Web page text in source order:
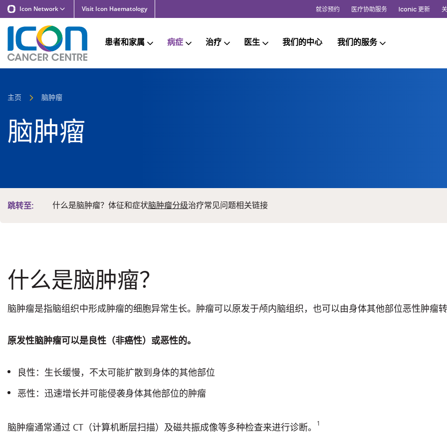
Icon Network Visit Icon Haematology 就诊预约 医疗协助服务 Iconic 更新
患者和家属 病症 治疗 医生 我们的中心 我们的服务
主页 脑肿瘤
脑肿瘤
跳转至: 什么是脑肿瘤？ 体征和症状脑肿瘤分级治疗常见问题相关链接
什么是脑肿瘤？
脑肿瘤是指脑组织中形成肿瘤的细胞异常生长。肿瘤可以原发于颅内脑组织，也可以由身体其他部位恶性肿瘤转
原发性脑肿瘤可以是良性（非癌性）或恶性的。
良性：生长缓慢，不太可能扩散到身体的其他部位
恶性：迅速增长并可能侵袭身体其他部位的肿瘤
脑肿瘤通常通过 CT（计算机断层扫描）及磁共振成像等多种检查来进行诊断。 1